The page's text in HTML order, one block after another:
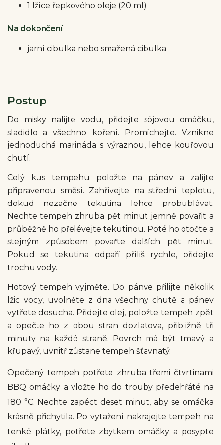
1 lžíce řepkového oleje (20 ml)
Na dokončení
jarní cibulka nebo smažená cibulka
Postup
Do misky nalijte vodu, přidejte sójovou omáčku,
sladidlo a všechno koření. Promíchejte. Vznikne
jednoduchá marináda s výraznou, lehce kouřovou
chutí.
Celý kus tempehu položte na pánev a zalijte
připravenou směsí. Zahřívejte na střední teplotu,
dokud nezačne tekutina lehce probublávat.
Nechte tempeh zhruba pět minut jemně povařit a
průběžně ho přelévejte tekutinou. Poté ho otočte a
stejným způsobem povařte dalších pět minut.
Pokud se tekutina odpaří příliš rychle, přidejte
trochu vody.
Hotový tempeh vyjměte. Do pánve přilijte několik
lžic vody, uvolněte z dna všechny chutě a pánev
vytřete dosucha. Přidejte olej, položte tempeh zpět
a opečte ho z obou stran dozlatova, přibližně tři
minuty na každé straně. Povrch má být tmavý a
křupavý, uvnitř zůstane tempeh šťavnatý.
Opečený tempeh potřete zhruba třemi čtvrtinami
BBQ omáčky a vložte ho do trouby předehřáté na
180 °C. Nechte zapéct deset minut, aby se omáčka
krásně přichytila. Po vytažení nakrájejte tempeh na
tenké plátky, potřete zbytkem omáčky a posypte